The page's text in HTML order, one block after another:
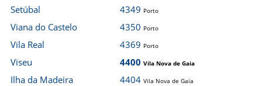
Setúbal
Viana do Castelo
Vila Real
Viseu
Ilha da Madeira
4349 Porto
4350 Porto
4369 Porto
4400 Vila Nova de Gaia
4404 Vila Nova de Gaia